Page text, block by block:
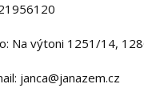
Na výtoni 1251/14,
janca@janazem.cz